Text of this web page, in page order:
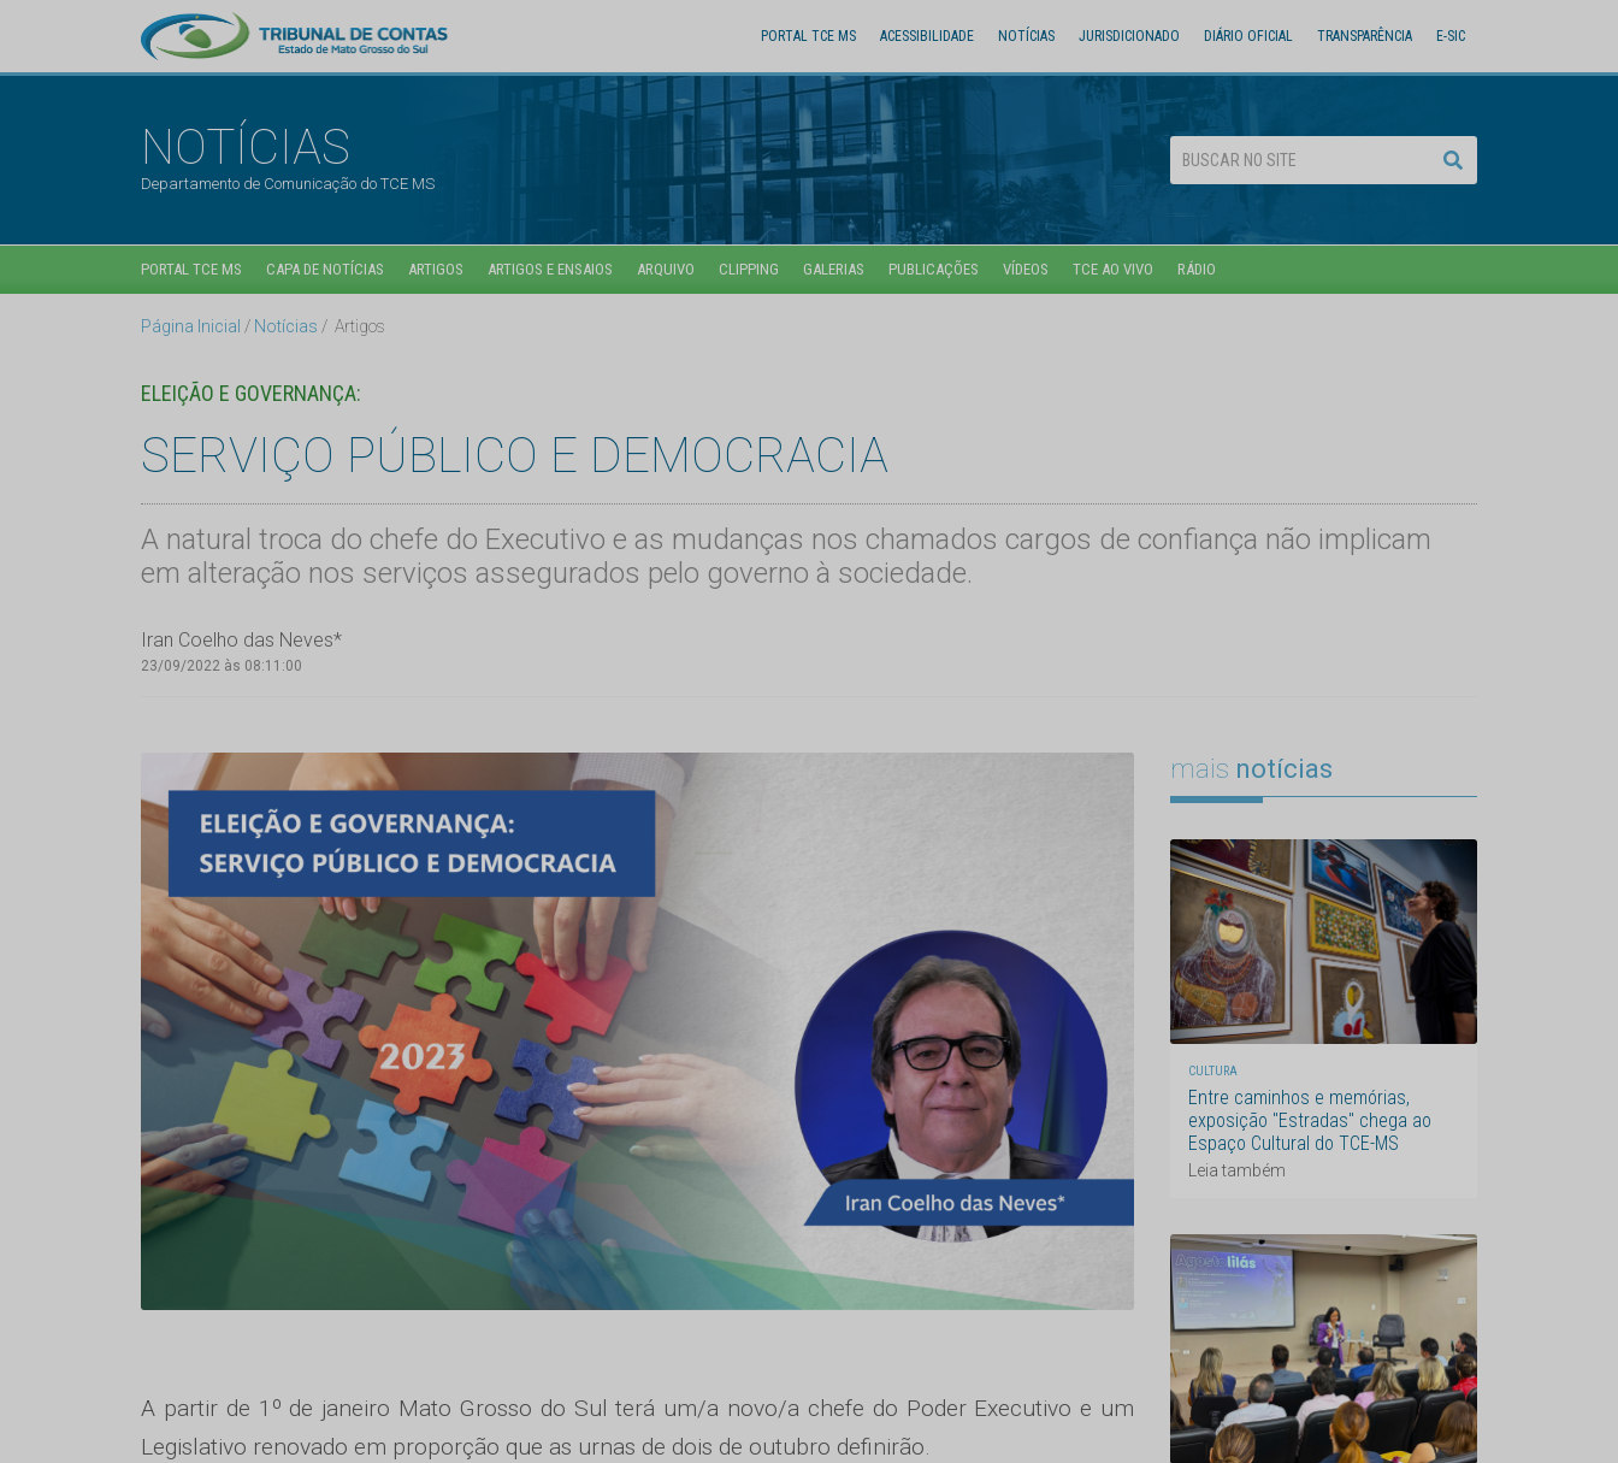
PORTAL TCE MS ACESSIBILIDADE NOTÍCIAS JURISDICIONADO DIÁRIO OFICIAL TRANSPARÊNCIA E-SIC
NOTÍCIAS
Departamento de Comunicação do TCE MS
PORTAL TCE MS CAPA DE NOTÍCIAS ARTIGOS ARTIGOS E ENSAIOS ARQUIVO CLIPPING GALERIAS PUBLICAÇÕES VÍDEOS TCE AO VIVO RÁDIO
Página Inicial Notícias Artigos
ELEIÇÃO E GOVERNANÇA:
SERVIÇO PÚBLICO E DEMOCRACIA
A natural troca do chefe do Executivo e as mudanças nos chamados cargos de confiança não implicam
em alteração nos serviços assegurados pelo governo à sociedade.
Iran Coelho das Neves*
23/09/2022 às 08:11:00
A partir de 1º de janeiro Mato Grosso do Sul terá um/a novo/a chefe do Poder Executivo e um
Legislativo renovado em proporção que as urnas de dois de outubro definirão.
mais notícias
CULTURA
Entre caminhos e memórias,
exposição "Estradas" chega ao
Espaço Cultural do TCE-MS
Leia também